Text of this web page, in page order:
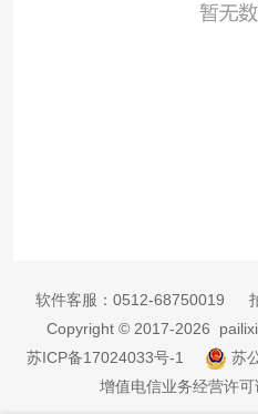
软件客服： 0512-68750019
Copyright © 2017-2026
苏ICP备17024033号-1
苏
增值电信业务经营许